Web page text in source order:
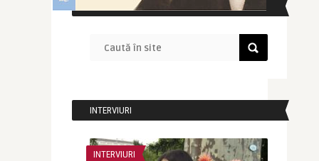
CAUTĂ ÎN SITE
INTERVIURI
INTERVIURI